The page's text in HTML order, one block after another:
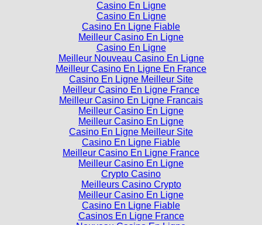
Casino En Ligne
Casino En Ligne
Casino En Ligne Fiable
Meilleur Casino En Ligne
Casino En Ligne
Meilleur Nouveau Casino En Ligne
Meilleur Casino En Ligne En France
Casino En Ligne Meilleur Site
Meilleur Casino En Ligne France
Meilleur Casino En Ligne Francais
Meilleur Casino En Ligne
Meilleur Casino En Ligne
Casino En Ligne Meilleur Site
Casino En Ligne Fiable
Meilleur Casino En Ligne France
Meilleur Casino En Ligne
Crypto Casino
Meilleurs Casino Crypto
Meilleur Casino En Ligne
Casino En Ligne Fiable
Casinos En Ligne France